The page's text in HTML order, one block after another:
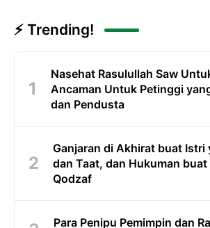
⚡ Trending!
Nasehat Rasulullah Saw
Ancaman Untuk Petinggi
dan Pendusta
Ganjaran di Akhirat buat Istri
dan Taat, dan Hukuman buat
Qodzaf
Para Penipu Pemimpin dan